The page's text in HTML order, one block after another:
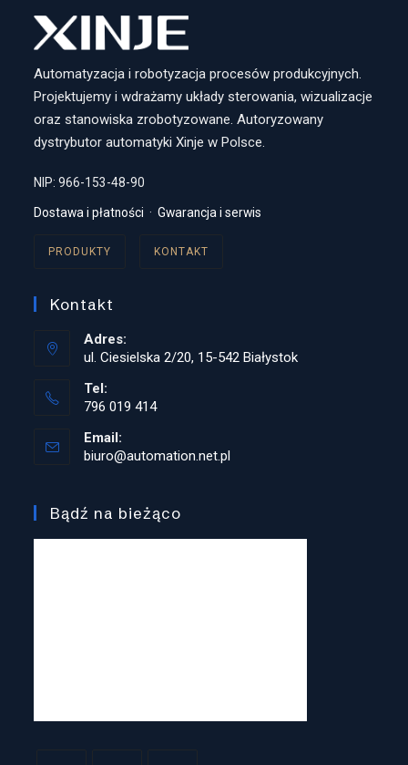
Automatyzacja i robotyzacja procesów produkcyjnych.
Projektujemy i wdrażamy układy sterowania, wizualizacje
oraz stanowiska zrobotyzowane. Autoryzowany
dystrybutor automatyki Xinje w Polsce.
NIP: 966-153-48-90
Dostawa i płatności ·Gwarancja i serwis
PRODUKTY KONTAKT
Kontakt
Adres:
ul. Ciesielska 2/20, 15-542 Białystok
Tel:
796 019 414
in
your
Email:
biuro@automation.net.pl
Bądź na bieżąco